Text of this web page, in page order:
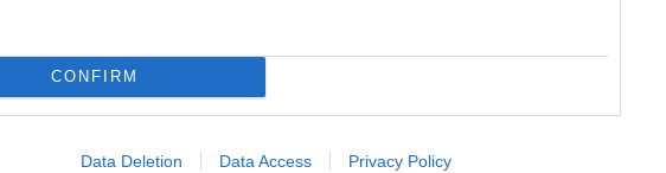
CONFIRM
Data Deletion Data Access Privacy Policy